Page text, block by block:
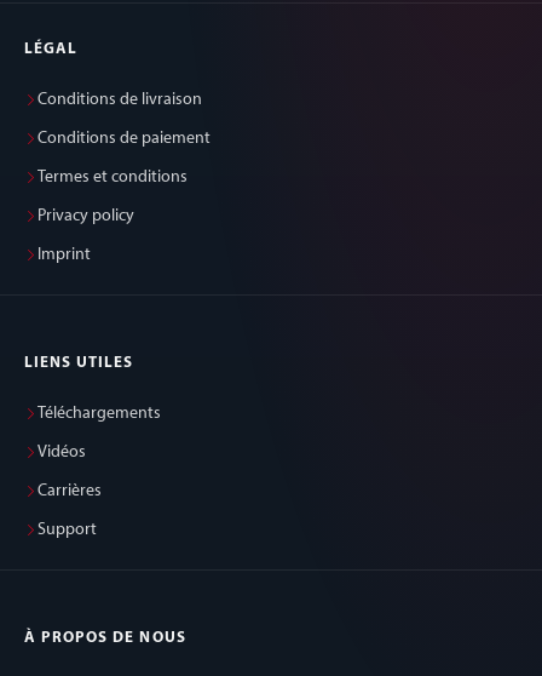
LÉGAL
Conditions de livraison
Conditions de paiement
Termes et conditions
Privacy policy
Imprint
LIENS UTILES
Téléchargements
Vidéos
Carrières
Support
À PROPOS DE NOUS